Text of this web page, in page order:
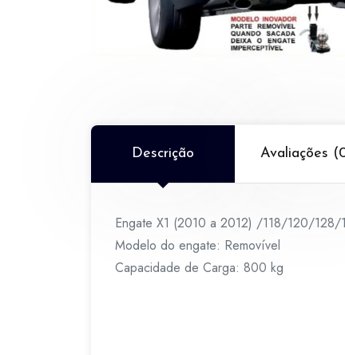
Descrição Avaliações
Engate X1 (2010 a 2012) /118/120/
Modelo do engate: Removível
Capacidade de Carga: 800 kg